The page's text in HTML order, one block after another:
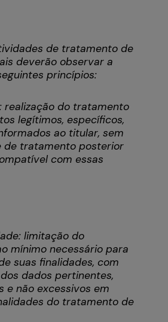
de tratamento de
deverão observar a
princípios:
realização do tratamento
legítimos, específicos,
ao titular, sem
de tratamento posterior
com essas
limitação do
mínimo necessário para
suas finalidades, com
dados pertinentes,
e não excessivos em
do tratamento de